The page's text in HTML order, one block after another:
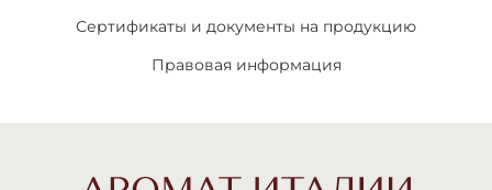
Сертификаты и документы на продукцию
Правовая информация